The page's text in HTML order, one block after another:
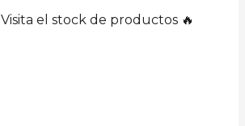
Visita el stock de productos 🔥